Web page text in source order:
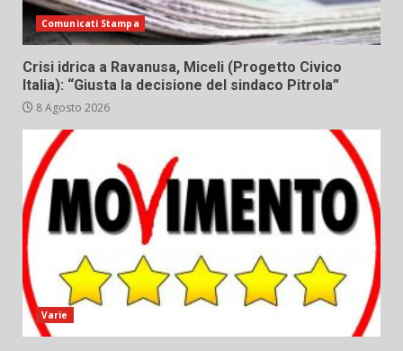
Comunicati Stampa
Crisi idrica a Ravanusa, Miceli (Progetto Civico
Italia): “Giusta la decisione del sindaco Pitrola”
8 Agosto 2026
Varie